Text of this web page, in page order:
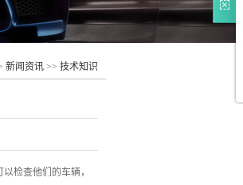
新闻资讯 >> 技术知识
检查他们的车辆，